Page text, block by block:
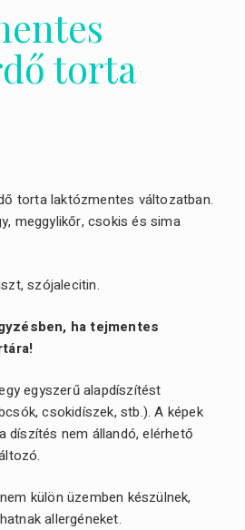
torta
torta laktózmentes változatban.
meggylikőr, csokis és sima
szójalecitin.
ha tejmentes
egyszerű alapdíszítést
csokidíszek, stb.). A képek
díszítés nem állandó, elérhető
külön üzemben készülnek,
allergéneket.